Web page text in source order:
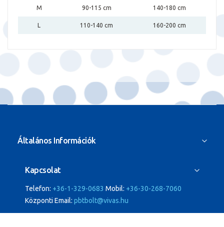
M 90-115 cm 140-180 cm
L 110-140 cm 160-200 cm
Általános Információk
Kapcsolat
Telefon: +36-1-329-0683 Mobil: +36-30-268-7060
Központi Email: pbtbolt@vivas.hu